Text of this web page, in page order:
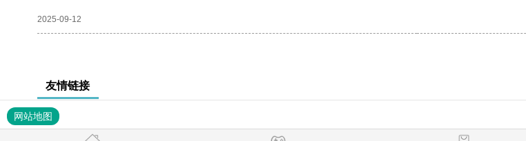
2025-09-12
友情链接
网站地图